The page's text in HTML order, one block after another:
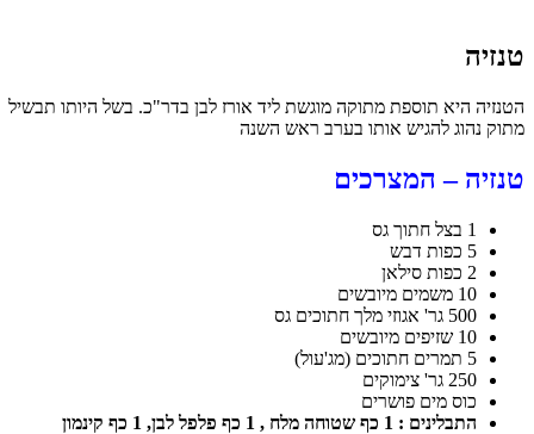
טנזיה
הטנזיה היא תוספת מתוקה מוגשת ליד אורז לבן בדר"כ. בשל היותו תבשיל
מתוק נהוג להגיש אותו בערב ראש השנה
טנזיה – המצרכים
1 בצל חתוך גס
5 כפות דבש
2 כפות סילאן
10 משמים מיובשים
500 גר' אגוזי מלך חתוכים גס
10 שזיפים מיובשים
5 תמרים חתוכים (מג'עול)
250 גר' צימוקים
כוס מים פושרים
התבלינים : 1 כף שטוחה מלח , 1 כף פלפל לבן, 1 כף קינמון